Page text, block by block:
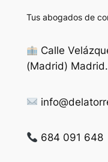
Tus abogados de
Calle
(Madrid) Madrid.
684 091 648